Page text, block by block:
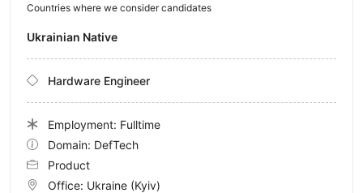
Countries where we consider candidates
Ukrainian Native
Hardware Engineer
Employment: Fulltime
Domain: DefTech
Product
Office: Ukraine (Kyiv)